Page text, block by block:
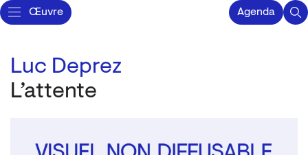
Œuvre Agenda
Luc Deprez
L’attente